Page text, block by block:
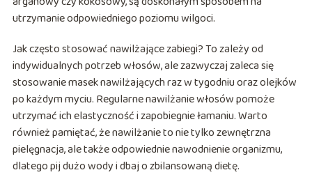
utrzymanie odpowiedniego poziomu wilgoci.
Jak często stosować nawilżające zabiegi? To zależy od
indywidualnych potrzeb włosów, ale zazwyczaj zaleca się
stosowanie masek nawilżających raz w tygodniu oraz olejków
po każdym myciu. Regularne nawilżanie włosów pomoże
utrzymać ich elastyczność i zapobiegnie łamaniu. Warto
również pamiętać, że nawilżanie to nie tylko zewnętrzna
pielęgnacja, ale także odpowiednie nawodnienie organizmu,
dlatego pij dużo wody i dbaj o zbilansowaną dietę.